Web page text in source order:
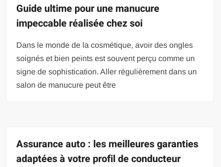
Guide ultime pour une manucure
impeccable réalisée chez soi
Dans le monde de la cosmétique, avoir des ongles
soignés et bien peints est souvent perçu comme un
signe de sophistication. Aller régulièrement dans un
salon de manucure peut être
Assurance auto : les meilleures garanties
adaptées à votre profil de conducteur